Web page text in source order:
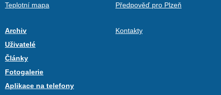
Teplotní mapa
Předpověď pro Plzeň
Archiv
Uživatelé
Články
Fotogalerie
Aplikace na telefony
Kontakty